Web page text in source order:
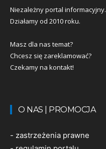
Niezależny portal informacyjny.
Działamy od 2010 roku.
Masz dla nas temat?
Chcesz się zareklamować?
Czekamy na kontakt!
O NAS | PROMOCJA
- zastrzeżenia prawne